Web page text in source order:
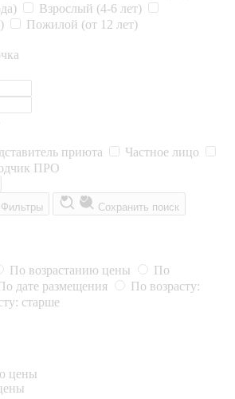
Взрослый (4-6 лет)
Пожилой (от 12 лет)
приюта
Частное лицо
ПРО
Фильтры Сохранить поиск
По возрастанию цены
По
дате размещения
По возрасту:
старше
цены